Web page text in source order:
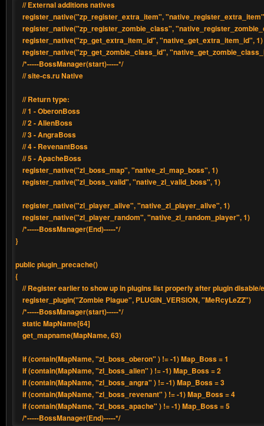
// External additions natives
register_native("zp_register_extra_item",
register_native("zp_register_zombie_class",
register_native("zp_get_extra_item_id", "native_get_extra_item_id", 1)
register_native("zp_get_zombie_class_id",
/*-----BossManager(start)-----*/
// site-cs.ru Native
// Return type:
// 1 - OberonBoss
// 2 - AlienBoss
// 3 - AngraBoss
// 4 - RevenantBoss
// 5 - ApacheBoss
register_native("zl_boss_map", "native_zl_map_boss", 1)
register_native("zl_boss_valid", "native_zl_valid_boss", 1)
register_native("zl_player_alive", "native_zl_player_alive", 1)
register_native("zl_player_random", "native_zl_random_player", 1)
/*-----BossManager(End)-----*/
}
public plugin_precache()
{
// Register earlier to show up in plugins list properly after plugin disable/
register_plugin("Zombie Plague", PLUGIN_VERSION, "MeRcyLeZZ")
/*-----BossManager(start)-----*/
static MapName[64]
get_mapname(MapName, 63)
if (contain(MapName, "zl_boss_oberon" ) != -1) Map_Boss = 1
if (contain(MapName, "zl_boss_alien" ) != -1) Map_Boss = 2
if (contain(MapName, "zl_boss_angra" ) != -1) Map_Boss = 3
if (contain(MapName, "zl_boss_revenant" ) != -1) Map_Boss = 4
if (contain(MapName, "zl_boss_apache" ) != -1) Map_Boss = 5
/*-----BossManager(End)-----*/